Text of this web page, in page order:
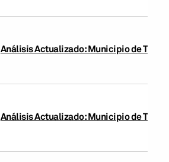
Análisis Actualizado: Municipio de
Análisis Actualizado: Municipio de